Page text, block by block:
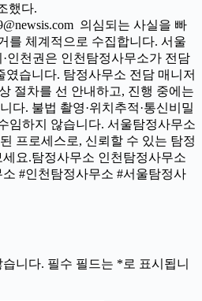
했다.
의심되는 사실을 빠
를 체계적으로 수집합니다. 서울
인천권은 인천탐정사무소가 전담
습니다. 탐정사무소 전담 매니저
절차를 선 안내하고, 진행 중에는
다. 불법 촬영·위치추적·통신비밀
임하지 않습니다. 서울탐정사무소
프로세스로, 신뢰할 수 있는 탐정
요.탐정사무소 인천탐정사무소
#인천탐정사무소 #서울탐정사
니다. 필수 필드는 *로 표시됩니